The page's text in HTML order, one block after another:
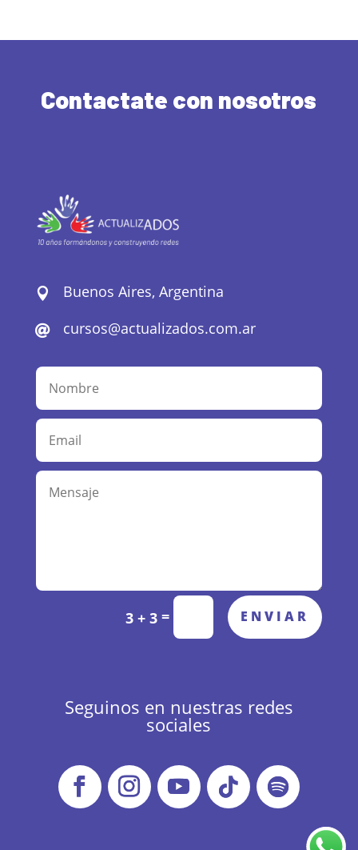
Contactate con nosotros
 Buenos Aires, Argentina
 cursos@actualizados.com.ar
3 + 3 = ENVIAR
Seguinos en nuestras redes
sociales